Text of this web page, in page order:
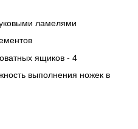
ламелями
ящиков - 4
выполнения ножек в